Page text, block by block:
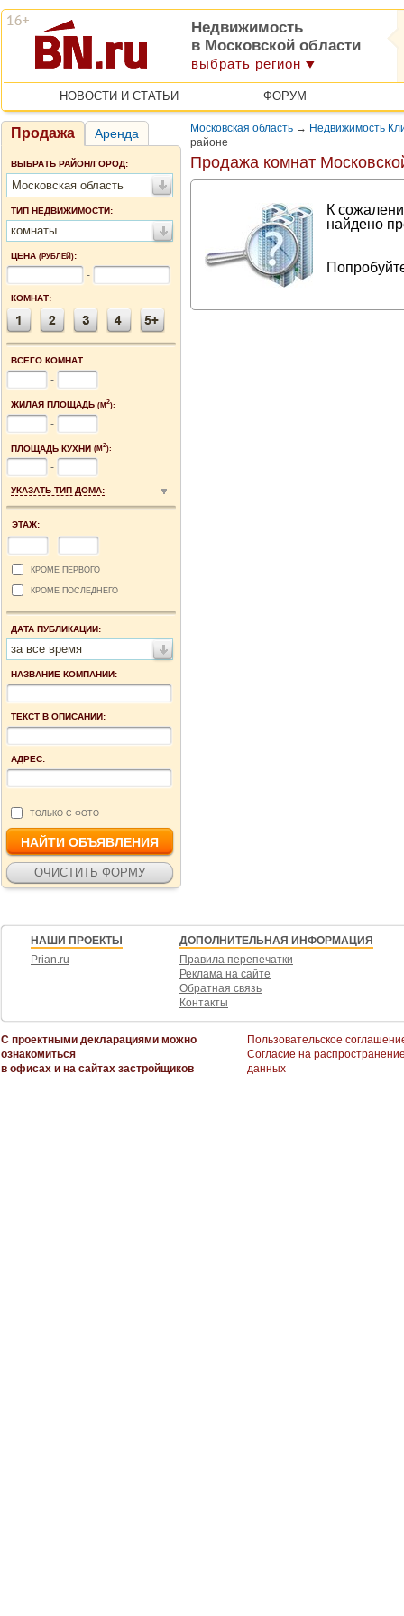
Недвижимость
в Московской области
выбрать регион
НОВОСТИ И СТАТЬИ ФОРУМ
Продажа Аренда
ВЫБРАТЬ РАЙОН/ГОРОД:
Московская область
ТИП НЕДВИЖИМОСТИ:
комнаты
ЦЕНА (РУБЛЕЙ):
-
КОМНАТ:
ВСЕГО КОМНАТ
-
ЖИЛАЯ ПЛОЩАДЬ (М2):
-
ПЛОЩАДЬ КУХНИ (М2):
-
УКАЗАТЬ ТИП ДОМА:
ЭТАЖ:
-
КРОМЕ ПЕРВОГО
КРОМЕ ПОСЛЕДНЕГО
ДАТА ПУБЛИКАЦИИ:
за все время
НАЗВАНИЕ КОМПАНИИ:
ТЕКСТ В ОПИСАНИИ:
АДРЕС:
ТОЛЬКО С ФОТО
Московская область → Недвижимость
районе
Продажа комнат
К
найдено
НАШИ ПРОЕКТЫ
Prian.ru
ДОПОЛНИТЕЛЬНАЯ ИНФОРМАЦИЯ
Правила перепечатки
Реклама на сайте
Обратная связь
Контакты
С проектными декларациями можно
ознакомиться
в офисах и на сайтах застройщиков
Пользовательское
Согласие на
данных